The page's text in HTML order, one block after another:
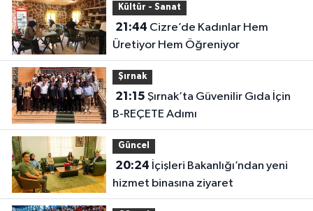
Kültür - Sanat
21:44
Üretiyor Hem Öğreniyor
Şırnak
21:15
B-REÇETE Adımı
Güncel
20:24
hizmet binasına ziyaret